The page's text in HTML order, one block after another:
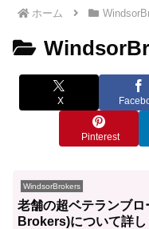
ホーム
X
Pinterest
WindsorBrokers
老舗の超ベテランブ
Brokers)について詳し